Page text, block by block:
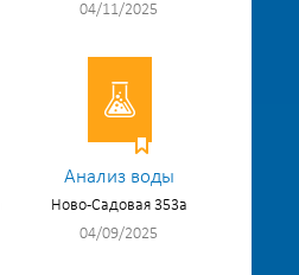
04/11/2025
Анализ воды
Ново-Садовая 353а
04/09/2025